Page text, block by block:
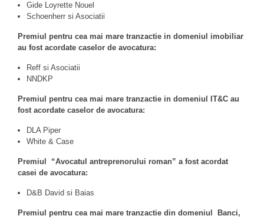
Gide Loyrette Nouel
Schoenherr si Asociatii
Premiul pentru cea mai mare tranzactie in domeniul imobiliar
au fost acordate caselor de avocatura:
Reff si Asociatii
NNDKP
Premiul pentru cea mai mare tranzactie in domeniul IT&C au
fost acordate caselor de avocatura:
DLA Piper
White & Case
Premiul “Avocatul antreprenorului roman” a fost acordat
casei de avocatura:
D&B David si Baias
Premiul pentru cea mai mare tranzactie din domeniul Banci,